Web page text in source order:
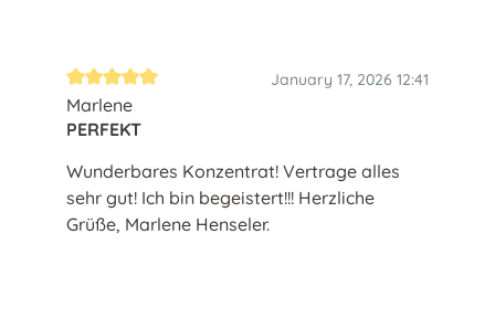
Durchschnittliche Bewertung von 5 von 5 Sternen
January 17, 2026 12:41
Marlene
PERFEKT
Wunderbares Konzentrat! Vertrage alles
sehr gut! Ich bin begeistert!!! Herzliche
Grüße, Marlene Henseler.